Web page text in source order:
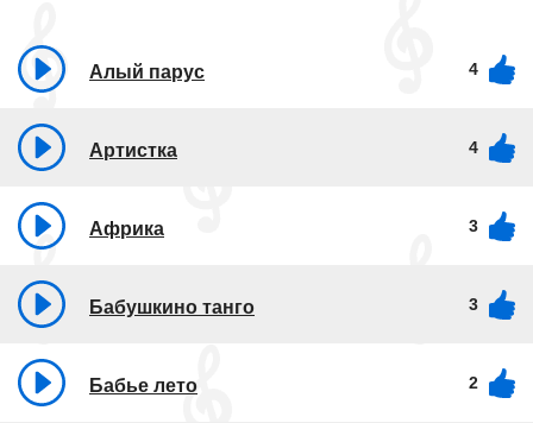
Алый парус 4
Артистка 4
Африка 3
Бабушкино танго 3
Бабье лето 2